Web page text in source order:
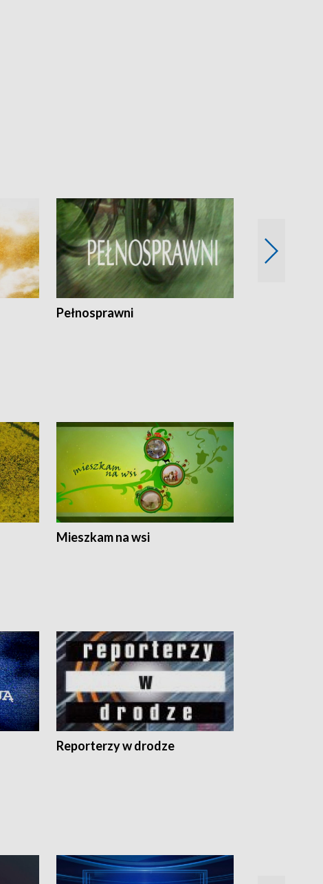
Pełnosprawni
Mieszkam na wsi
Reporterzy w drodze